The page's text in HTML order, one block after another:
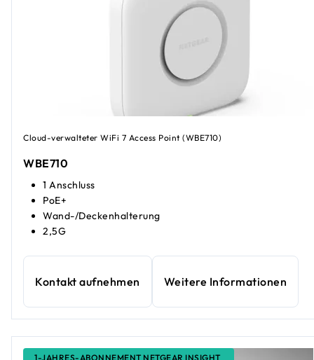
Cloud-verwalteter WiFi 7 Access Point (WBE710)
WBE710
1 Anschluss
PoE+
Wand-/Deckenhalterung
2,5G
Kontakt aufnehmen Weitere Informationen
1-JAHRES-ABONNEMENT NETGEAR INSIGHT